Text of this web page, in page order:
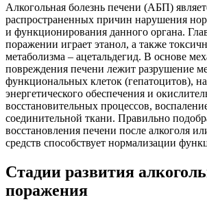
Алкогольная болезнь печени (АБП)
распространенных причин нарушения
и функционирования данного органа.
поражении играет этанол, а также
метаболизма – ацетальдегид. В основе
повреждения печени лежит разрушение
функциональных клеток (гепатоцитов),
энергетического обеспечения и
восстановительных процессов,
соединительной ткани. Правильно
восстановления печени после алкоголя
средств способствует нормализации
Стадии развития
поражения